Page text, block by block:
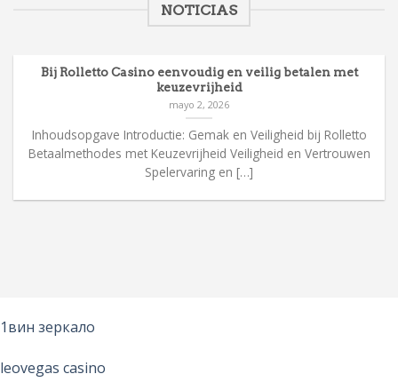
NOTICIAS
Bij Rolletto Casino eenvoudig en veilig betalen met
keuzevrijheid
mayo 2, 2026
Inhoudsopgave Introductie: Gemak en Veiligheid bij Rolletto
Betaalmethodes met Keuzevrijheid Veiligheid en Vertrouwen
Spelervaring en […]
1вин зеркало
leovegas casino